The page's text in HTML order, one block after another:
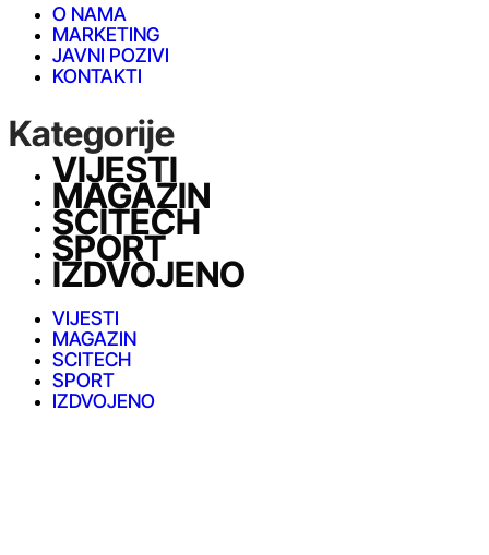
O NAMA
MARKETING
JAVNI POZIVI
KONTAKTI
Kategorije
VIJESTI
MAGAZIN
SCITECH
SPORT
IZDVOJENO
VIJESTI
MAGAZIN
SCITECH
SPORT
IZDVOJENO